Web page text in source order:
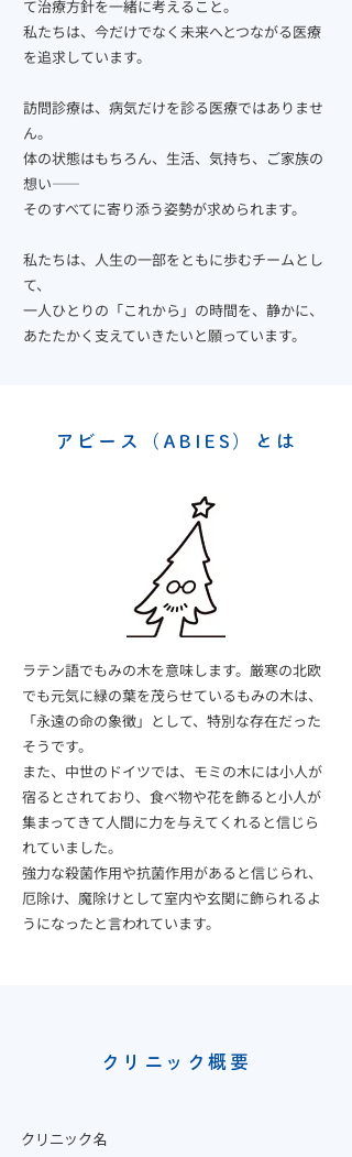
て治療方針を一緒に考えること。
私たちは、今だけでなく未来へとつながる医療
を追求しています。
訪問診療は、病気だけを診る医療ではありませ
ん。
体の状態はもちろん、生活、気持ち、ご家族の
想い――
そのすべてに寄り添う姿勢が求められます。
私たちは、人生の一部をともに歩むチームとし
て、
一人ひとりの「これから」の時間を、静かに、
あたたかく支えていきたいと願っています。
アビース（ABIES）とは
ラテン語でもみの木を意味します。厳寒の北欧
でも元気に緑の葉を茂らせているもみの木は、
「永遠の命の象徴」として、特別な存在だった
そうです。
また、中世のドイツでは、モミの木には小人が
宿るとされており、食べ物や花を飾ると小人が
集まってきて人間に力を与えてくれると信じら
れていました。
強力な殺菌作用や抗菌作用があると信じられ、
厄除け、魔除けとして室内や玄関に飾られるよ
うになったと言われています。
クリニック概要
クリニック名